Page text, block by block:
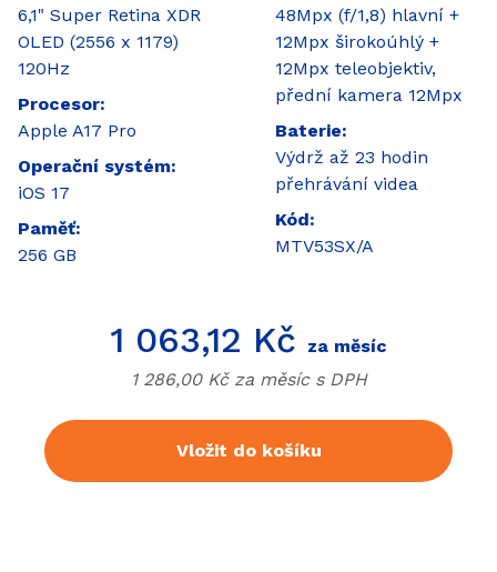
6,1" Super Retina XDR
OLED (2556 x 1179)
120Hz
Procesor
Apple A17 Pro
Operační systém
iOS 17
Paměť
256 GB
48Mpx (f/1,8) hlavní +
12Mpx širokoúhlý +
12Mpx teleobjektiv,
přední kamera 12Mpx
Baterie
Výdrž až 23 hodin
přehrávání videa
Kód
MTV53SX/A
1 063,12 Kč
za měsíc
DPH1 286,00 Kč za měsíc s DPH
Vložit do košíku